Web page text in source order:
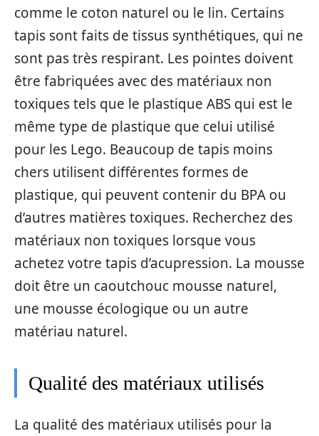
comme le coton naturel ou le lin. Certains
tapis sont faits de tissus synthétiques, qui ne
sont pas très respirant. Les pointes doivent
être fabriquées avec des matériaux non
toxiques tels que le plastique ABS qui est le
même type de plastique que celui utilisé
pour les Lego. Beaucoup de tapis moins
chers utilisent différentes formes de
plastique, qui peuvent contenir du BPA ou
d’autres matières toxiques. Recherchez des
matériaux non toxiques lorsque vous
achetez votre tapis d’acupression. La mousse
doit être un caoutchouc mousse naturel,
une mousse écologique ou un autre
matériau naturel.
Qualité des matériaux utilisés
La qualité des matériaux utilisés pour la